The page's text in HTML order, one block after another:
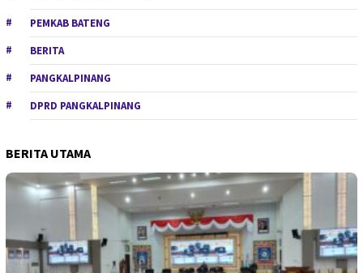
PEMKAB BATENG
BERITA
PANGKALPINANG
DPRD PANGKALPINANG
BERITA UTAMA